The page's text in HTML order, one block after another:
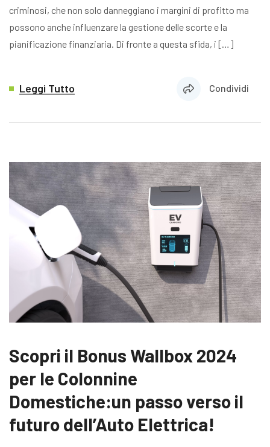
criminosi, che non solo danneggiano i margini di profitto ma
possono anche influenzare la gestione delle scorte e la
pianificazione finanziaria. Di fronte a questa sfida, i […]
Leggi Tutto Condividi
Scopri il Bonus Wallbox 2024
per le Colonnine
Domestiche:un passo verso il
futuro dell’Auto Elettrica!